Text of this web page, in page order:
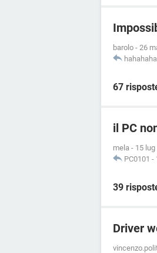
barolo - 26
67
il PC
mela - 15
PC0101 -
39
Driver